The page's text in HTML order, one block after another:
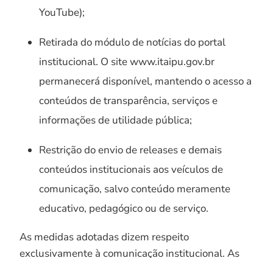
YouTube);
Retirada do módulo de notícias do portal
institucional. O site www.itaipu.gov.br
permanecerá disponível, mantendo o acesso a
conteúdos de transparência, serviços e
informações de utilidade pública;
Restrição do envio de releases e demais
conteúdos institucionais aos veículos de
comunicação, salvo conteúdo meramente
educativo, pedagógico ou de serviço.
As medidas adotadas dizem respeito
exclusivamente à comunicação institucional. As